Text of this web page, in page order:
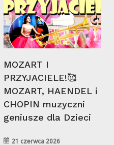
MOZART I
PRZYJACIELE!🥰
MOZART, HAENDEL i
CHOPIN muzyczni
geniusze dla Dzieci
21 czerwca 2026